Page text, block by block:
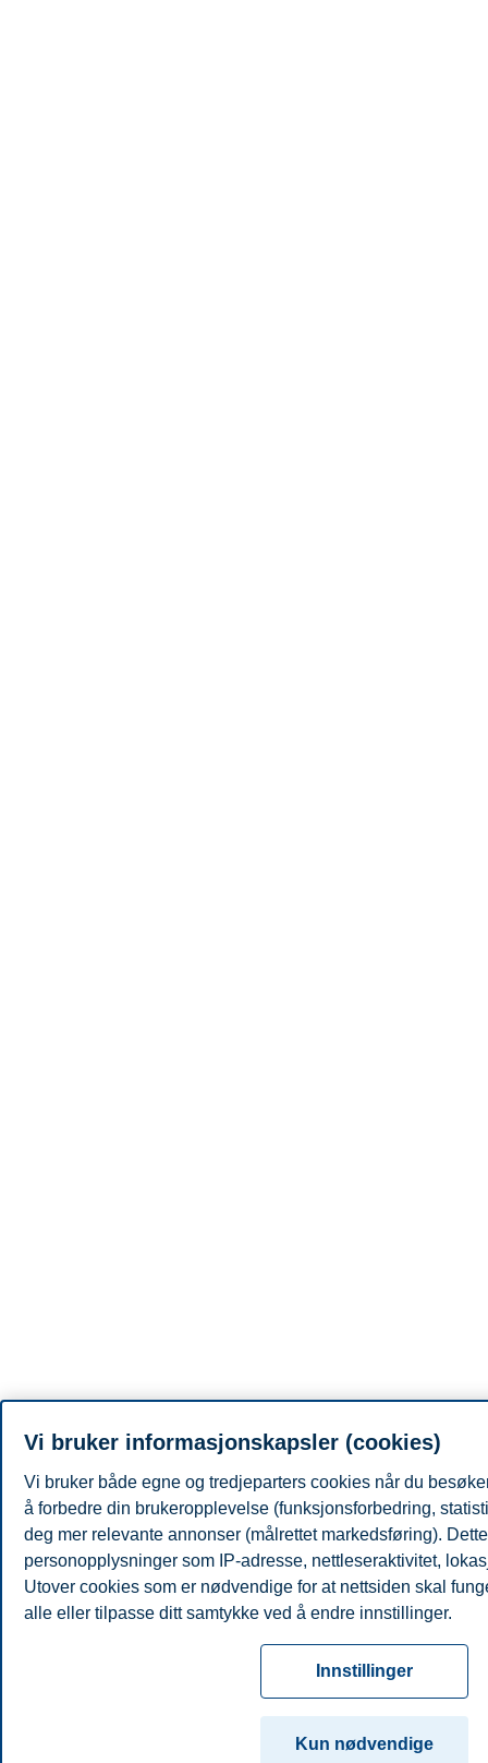
Vi bruker informasjonskapsler (cookies)
Vi bruker både egne og tredjeparters cookies når du
å forbedre din brukeropplevelse (funksjonsforbedring,
deg mer relevante annonser (målrettet markedsføring).
personopplysninger som IP-adresse, nettleseraktivitet,
Utover cookies som er nødvendige for at nettsiden skal
alle eller tilpasse ditt samtykke ved å endre innstillinger.
Les mer om våre informasjonskapsler, hvilke opplysninger
innstillinger for informasjonskapsler. Du kan når som helst
samtykke i innstillingene ved å klikke på «Cookies»
Innstillinger
Kun nødvendige